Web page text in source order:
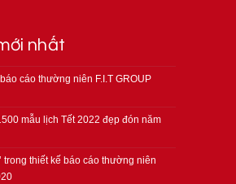
nhất
cáo thường niên F.I.T GROUP
mẫu lịch Tết 2022 đẹp đón năm
trong thiết kế báo cáo thường niên